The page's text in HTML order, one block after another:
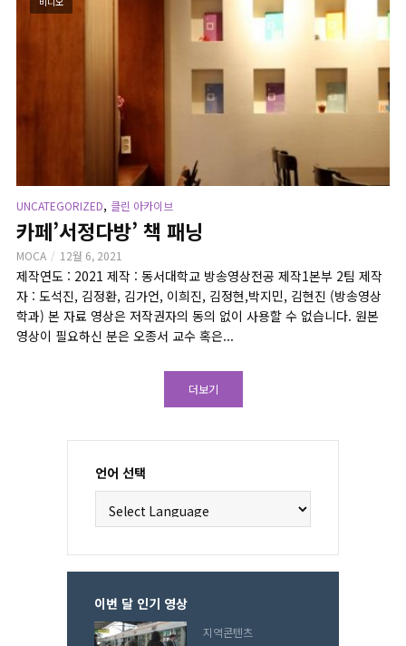
UNCATEGORIZED, 클린 아카이브
카페’서정다방’ 책 패닝
MOCA 12월 6, 2021
제작연도 : 2021 제작 : 동서대학교 방송영상전공 제작1본부 2팀 제작
자 : 도석진, 김정환, 김가언, 이희진, 김정현,박지민, 김현진 (방송영상
학과) 본 자료 영상은 저작권자의 동의 없이 사용할 수 없습니다. 원본
영상이 필요하신 분은 오종서 교수 혹은...
더보기
언어 선택
이번 달 인기 영상
지역콘텐츠